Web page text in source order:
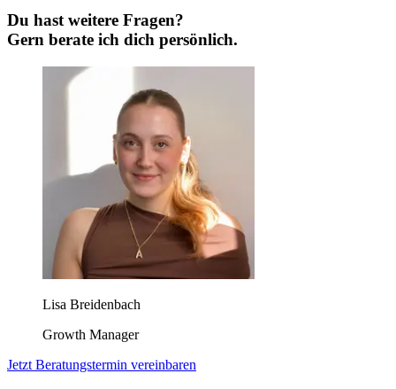
Du hast weitere Fragen?
Gern berate ich dich persönlich.
Lisa Breidenbach
Growth Manager
Jetzt Beratungstermin vereinbaren